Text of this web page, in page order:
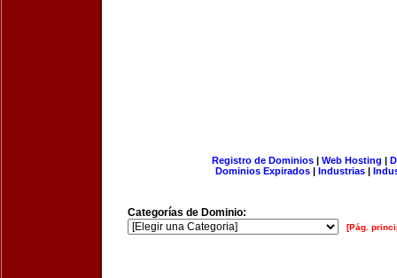
Registro de Dominios| Web Hosting |
Dominios Expirados | Industrias |
Categorías de Dominio:
[Pág.